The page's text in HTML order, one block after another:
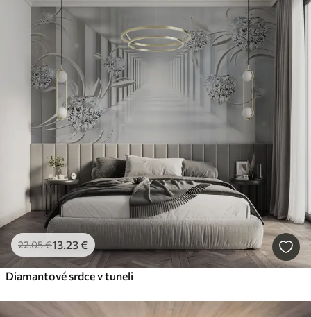
22.05€13.23€
Diamantové srdce v tuneli